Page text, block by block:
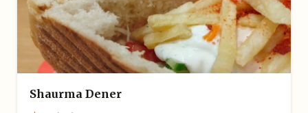
Shaurma Dener